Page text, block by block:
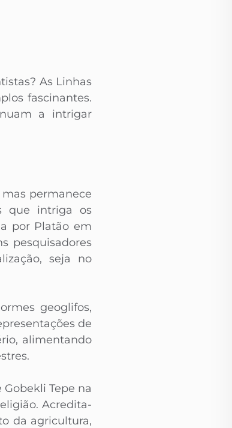
As Linhas
fascinantes.
a intrigar
permanece
que intriga os
por Platão em
pesquisadores
seja no
geoglifos,
de
alimentando
Tepe na
Acredita-
da agricultura,